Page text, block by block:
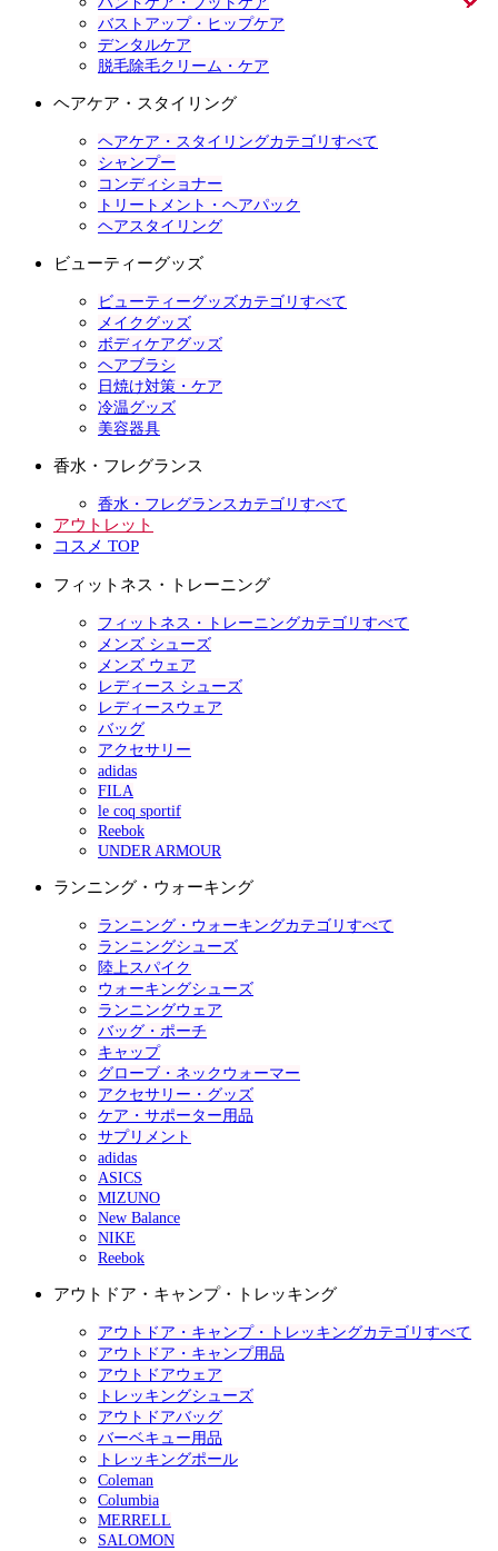
バストアップ・ヒップケア
デンタルケア
脱毛除毛クリーム・ケア
ヘアケア・スタイリング
ヘアケア・スタイリングカテゴリすべて
シャンプー
コンディショナー
トリートメント・ヘアパック
ヘアスタイリング
ビューティーグッズ
ビューティーグッズカテゴリすべて
メイクグッズ
ボディケアグッズ
ヘアブラシ
日焼け対策・ケア
冷温グッズ
美容器具
香水・フレグランス
香水・フレグランスカテゴリすべて
アウトレット
コスメ TOP
フィットネス・トレーニング
フィットネス・トレーニングカテゴリすべて
メンズ シューズ
メンズ ウェア
レディース シューズ
レディースウェア
バッグ
アクセサリー
adidas
FILA
le coq sportif
Reebok
UNDER ARMOUR
ランニング・ウォーキング
ランニング・ウォーキングカテゴリすべて
ランニングシューズ
陸上スパイク
ウォーキングシューズ
ランニングウェア
バッグ・ポーチ
キャップ
グローブ・ネックウォーマー
アクセサリー・グッズ
ケア・サポーター用品
サプリメント
adidas
ASICS
MIZUNO
New Balance
NIKE
Reebok
アウトドア・キャンプ・トレッキング
アウトドア・キャンプ・トレッキングカテゴリすべて
アウトドア・キャンプ用品
アウトドアウェア
トレッキングシューズ
アウトドアバッグ
バーベキュー用品
トレッキングポール
Coleman
Columbia
MERRELL
SALOMON